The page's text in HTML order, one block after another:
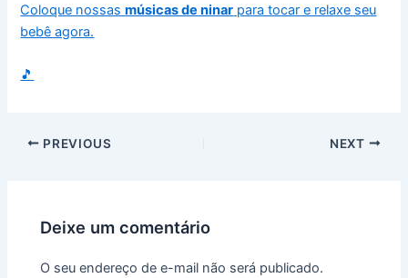
Coloque nossasmúsicas de ninar para tocar e relaxe seu
bebê agora.
🎵
PREVIOUS NEXT
Deixe um comentário
O seu endereço de e-mail não será publicado.